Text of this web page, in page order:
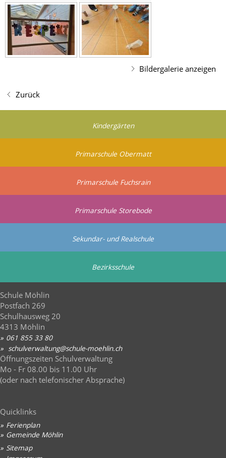
Bildergalerie anzeigen
Zurück
Kindergärten
Primarschule Obermatt
Primarschule Fuchsrain
Primarschule Storebode
Sekundar- und Realschule
Bezirksschule
Schule Möhlin
Postfach 269
Schulhausweg 20
4313 Möhlin
061 855 33 80
sch lv rw lt ng sch l -m hln ch
Öffnungszeiten Schulverwaltung
Mo - Fr 08.00 bis 11.00 Uhr
(oder nach telefonischer Absprache)
Quicklinks
Ferienplan
Gemeinde Möhlin
Sitemap